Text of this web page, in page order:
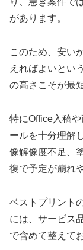
があります。
このため、安い
えればよいとい
の高さこそが最
特にOffice入稿
ールを十分理解
像解像度不足、
復で予定が崩れ
ベストプリント
には、サービス
で含めて整えて